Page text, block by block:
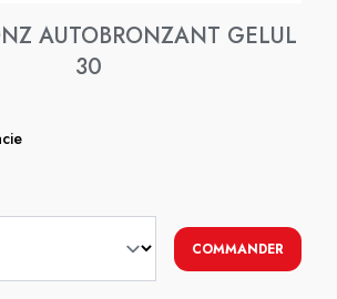
AUTOBRONZANT GELUL
30
COMMANDER